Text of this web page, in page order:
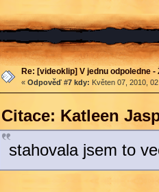
Re: [videoklip] V jednu odpoledne
« Odpověď #7 kdy: Květen 07, 2010,
Citace: Katleen
stahovala jsem to